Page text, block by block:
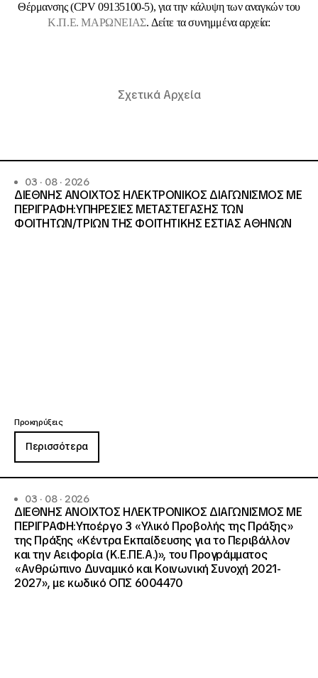
Θέρμανσης (CPV 09135100-5), για την κάλυψη των αναγκών του
Κ.Π.Ε. ΜΑΡΩΝΕΙΑΣ. Δείτε τα συνημμένα αρχεία:
Σχετικά Αρχεία
03 · 08 · 2026
ΔΙΕΘΝΗΣ ΑΝΟΙΧΤΟΣ ΗΛΕΚΤΡΟΝΙΚΟΣ ΔΙΑΓΩΝΙΣΜΟΣ ΜΕ
ΠΕΡΙΓΡΑΦΗ:ΥΠΗΡΕΣΙΕΣ METAΣΤΕΓΑΣΗΣ ΤΩΝ
ΦΟΙΤΗΤΩΝ/ΤΡΙΩΝ ΤΗΣ ΦΟΙΤΗΤΙΚΗΣ ΕΣΤΙΑΣ ΑΘΗΝΩΝ
Προκηρύξεις
Περισσότερα
03 · 08 · 2026
ΔΙΕΘΝΗΣ ΑΝΟΙΧΤΟΣ ΗΛΕΚΤΡΟΝΙΚΟΣ ΔΙΑΓΩΝΙΣΜΟΣ ΜΕ
ΠΕΡΙΓΡΑΦΗ:Υποέργο 3 «Υλικό Προβολής της Πράξης»
της Πράξης «Κέντρα Εκπαίδευσης για το Περιβάλλον
και την Αειφορία (Κ.Ε.ΠΕ.Α.)», του Προγράμματος
«Ανθρώπινο Δυναμικό και Κοινωνική Συνοχή 2021-
2027», με κωδικό ΟΠΣ 6004470